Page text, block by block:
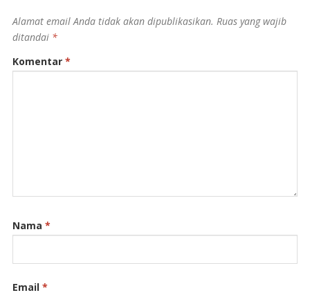
Alamat email Anda tidak akan dipublikasikan. Ruas yang wajib
ditandai *
Komentar *
Nama *
Email *